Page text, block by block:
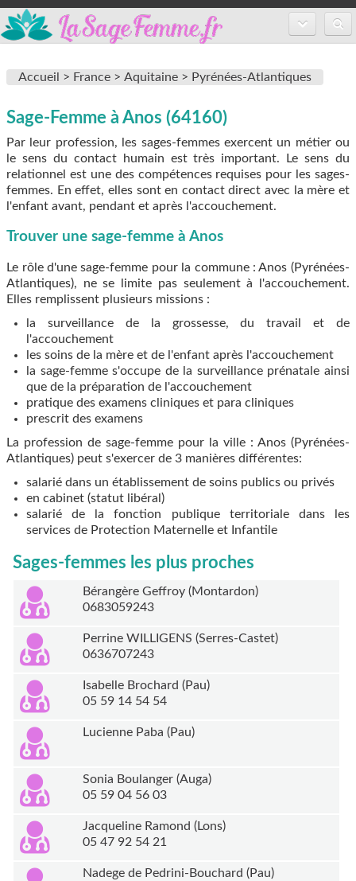
Inscription
FAQ
Accueil > France > Aquitaine > Pyrénées-Atlantiques
Sage-Femme à Anos (64160)
Par leur profession, les sages-femmes exercent un métier ou
le sens du contact humain est très important. Le sens du
relationnel est une des compétences requises pour les sages-
femmes. En effet, elles sont en contact direct avec la mère et
l'enfant avant, pendant et après l'accouchement.
Trouver une sage-femme à Anos
Le rôle d'une sage-femme pour la commune : Anos (Pyrénées-
Atlantiques), ne se limite pas seulement à l'accouchement.
Elles remplissent plusieurs missions :
la surveillance de la grossesse, du travail et de
l'accouchement
les soins de la mère et de l'enfant après l'accouchement
la sage-femme s'occupe de la surveillance prénatale ainsi
que de la préparation de l'accouchement
pratique des examens cliniques et para cliniques
prescrit des examens
La profession de sage-femme pour la ville : Anos (Pyrénées-
Atlantiques) peut s'exercer de 3 manières différentes:
salarié dans un établissement de soins publics ou privés
en cabinet (statut libéral)
salarié de la fonction publique territoriale dans les
services de Protection Maternelle et Infantile
Sages-femmes les plus proches
Bérangère Geffroy (Montardon)
0683059243
Perrine WILLIGENS (Serres-Castet)
0636707243
Isabelle Brochard (Pau)
05 59 14 54 54
Lucienne Paba (Pau)
Sonia Boulanger (Auga)
05 59 04 56 03
Jacqueline Ramond (Lons)
05 47 92 54 21
Nadege de Pedrini-Bouchard (Pau)